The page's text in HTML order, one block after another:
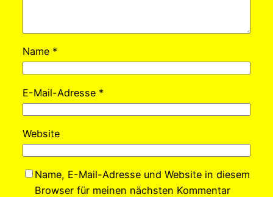
Name *
E-Mail-Adresse *
Website
Name, E-Mail-Adresse und Website in diesem
Browser für meinen nächsten Kommentar